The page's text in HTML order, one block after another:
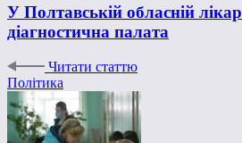
У Полтавській обласній
діагностична палата
Читати статтю
Політика